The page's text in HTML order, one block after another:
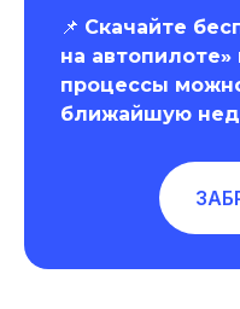
📌 Скачайте
на
процессы
ближайшую